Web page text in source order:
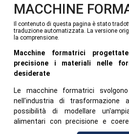
MACCHINE
Il contenuto di questa pagina è stato
traduzione automatizzata. La versione
la comprensione.
Macchine formatrici
precisione i materiali nelle
desiderate
Le macchine formatrici
nell'industria di trasformazione
possibilità di modellare
alimentari con precisione e
eccellono nella creazione di forme,